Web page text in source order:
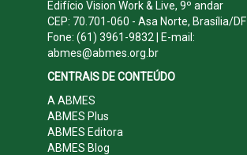
Edifício Vision Work & Live, 9º andar
CEP: 70.701-060 - Asa Norte, Brasília/DF
Fone: (61) 3961-9832 | E-mail:
abmes@abmes.org.br
CENTRAIS DE CONTEÚDO
A ABMES
ABMES Plus
ABMES Editora
ABMES Blog